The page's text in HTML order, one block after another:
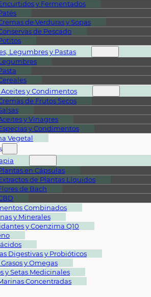
y Fermentados
de Verduras y Sopas
de Pescado
Legumbres y Pastas
Aceites y Condimentos
de Frutos Secos
y Vinagres
y Condimentos
Vegetal
en Cápsulas
de Plantas Líquidos
de Bach
Combinados
y Minerales
y Coenzima Q10
Digestivas y Probióticos
y Omegas
y Setas Medicinales
Concentradas